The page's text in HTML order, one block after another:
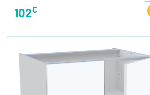
102€